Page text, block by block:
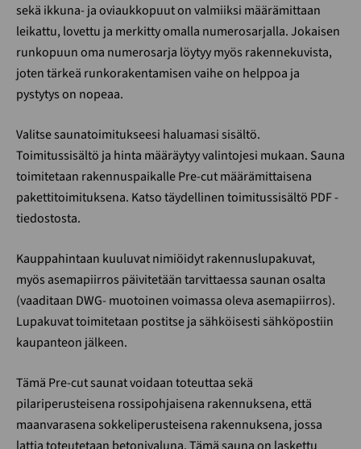
sekä ikkuna- ja oviaukkopuut on valmiiksi määrämittaan
leikattu, lovettu ja merkitty omalla numerosarjalla. Jokaisen
runkopuun oma numerosarja löytyy myös rakennekuvista,
joten tärkeä runkorakentamisen vaihe on helppoa ja
pystytys on nopeaa.
Valitse saunatoimitukseesi haluamasi sisältö.
Toimitussisältö ja hinta määräytyy valintojesi mukaan. Sauna
toimitetaan rakennuspaikalle Pre-cut määrämittaisena
pakettitoimituksena. Katso täydellinen toimitussisältö PDF -
tiedostosta.
Kauppahintaan kuuluvat nimiöidyt rakennuslupakuvat,
myös asemapiirros päivitetään tarvittaessa saunan osalta
(vaaditaan DWG- muotoinen voimassa oleva asemapiirros).
Lupakuvat toimitetaan postitse ja sähköisesti sähköpostiin
kaupanteon jälkeen.
Tämä Pre-cut saunat voidaan toteuttaa sekä
pilariperusteisena rossipohjaisena rakennuksena, että
maanvarasena sokkeliperusteisena rakennuksena, jossa
lattia toteutetaan betonivaluna. Tämä sauna on laskettu